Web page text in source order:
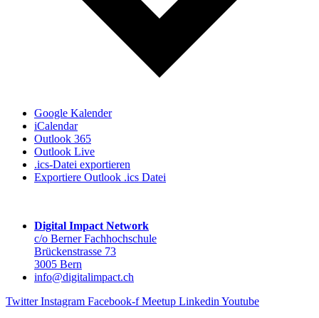
Google Kalender
iCalendar
Outlook 365
Outlook Live
.ics-Datei exportieren
Exportiere Outlook .ics Datei
Digital Impact Network
c/o Berner Fachhochschule
Brückenstrasse 73
3005 Bern
info@digitalimpact.ch
Twitter Instagram Facebook-f Meetup Linkedin Youtube